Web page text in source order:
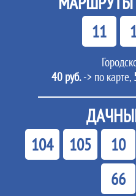
11
40 руб.-> по карте,
104 105 10
66